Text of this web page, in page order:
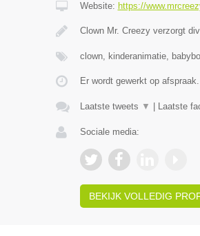
Website: https://
Clown Mr. Creezy verzorgt
clown, kinderanimatie,
Er wordt gewerkt op afspraak.
Laatste tweets ▼ Laatste
Sociale media:
BEKIJK VOLLEDIG